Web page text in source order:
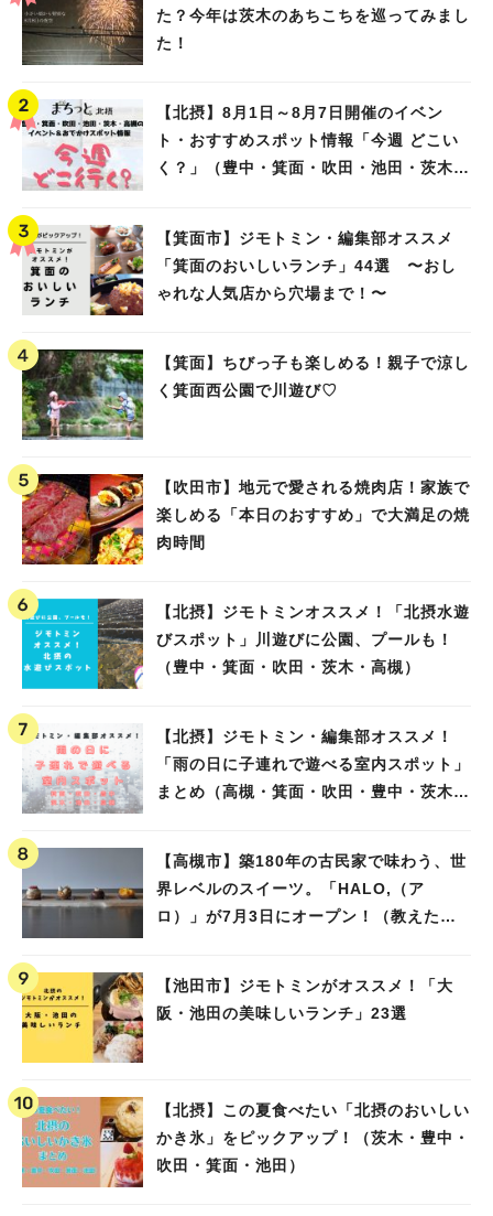
た？今年は茨木のあちこちを巡ってみまし
た！
【北摂】8月1日～8月7日開催のイベン
ト・おすすめスポット情報「今週 どこい
く？」（豊中・箕面・吹田・池田・茨木・
【箕面市】ジモトミン・編集部オススメ
「箕面のおいしいランチ」44選 〜おし
ゃれな人気店から穴場まで！〜
【箕面】ちびっ子も楽しめる！親子で涼し
く箕面西公園で川遊び♡
【吹田市】地元で愛される焼肉店！家族で
楽しめる「本日のおすすめ」で大満足の焼
肉時間
【北摂】ジモトミンオススメ！「北摂水遊
びスポット」川遊びに公園、プールも！
（豊中・箕面・吹田・茨木・高槻）
【北摂】ジモトミン・編集部オススメ！
「雨の日に子連れで遊べる室内スポット」
まとめ（高槻・箕面・吹田・豊中・茨木・
【高槻市】築180年の古民家で味わう、世
界レベルのスイーツ。「HALO,（ア
ロ）」が7月3日にオープン！（教えたい/
【池田市】ジモトミンがオススメ！「大
阪・池田の美味しいランチ」23選
【北摂】この夏食べたい「北摂のおいしい
かき氷」をピックアップ！（茨木・豊中・
吹田・箕面・池田）